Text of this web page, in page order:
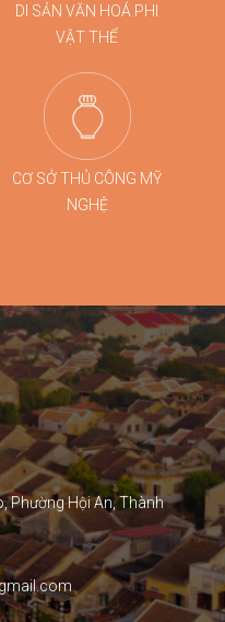
DI SẢN VĂN HOÁ PHI
VẬT THỂ
CƠ SỞ THỦ CÔNG MỸ
NGHỆ
Phường Hội An, Thành